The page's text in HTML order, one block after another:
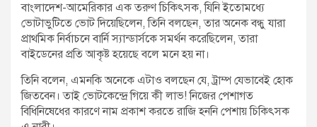
বাংলাদেশ-আমেরিকার এক তরুণ চিকিৎসক, যিনি ইতোমধ্যে
ভোটাভুটিতে ভোট দিয়েছিলেন, তিনি বলছেন, তার অনেক বন্ধু যারা
প্রাথমিক নির্বাচনে বার্নি স্যান্ডার্সকে সমর্থন করেছিলেন, তারা
বাইডেনের প্রতি আকৃষ্ট হয়েছে বলে মনে হয় না।
তিনি বলেন, এমনকি অনেকে এটাও বলছেন যে, ট্রাম্প যেভাবেই হোক
জিতবেন। তাই ভোটকেন্দ্রে গিয়ে কী লাভ! নিজের পেশাগত
বিধিনিষেধের কারণে নাম প্রকাশ করতে রাজি হননি পেশায় চিকিৎসক